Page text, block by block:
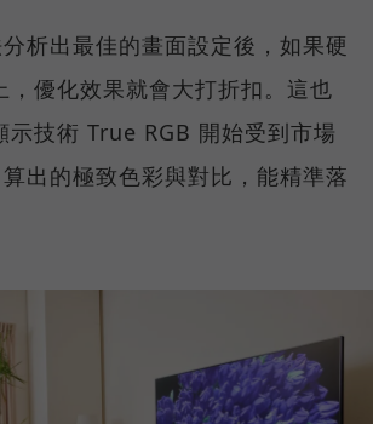
析出最佳的畫面設定後，如果硬
，優化效果就會大打折扣。這也
示技術 True RGB 開始受到市場
出的極致色彩與對比，能精準落